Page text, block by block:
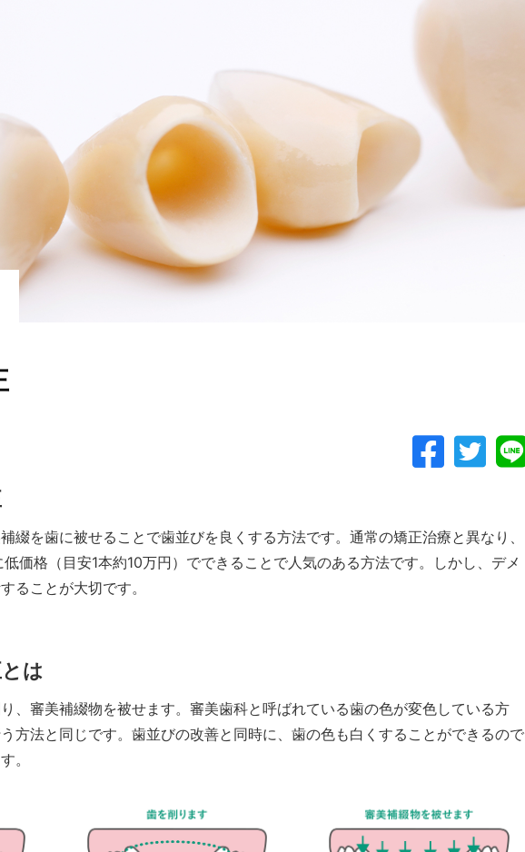
綴を歯に被せることで歯並びを良くする方法です。通常の矯正治療と異なり、
価格（目安1本約10万円）でできることで人気のある方法です。しかし、デメ
ることが大切です。
は
、審美補綴物を被せます。審美歯科と呼ばれている歯の色が変色している方
方法と同じです。歯並びの改善と同時に、歯の色も白くすることができるので
。